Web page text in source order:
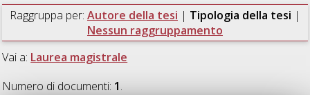
Raggruppa per: Autore della tesi | Tipologia della tesi |
Nessun raggruppamento
Vai a: Laurea magistrale
Numero di documenti: 1.